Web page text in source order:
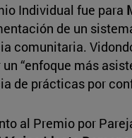
Individual fue para
de un
comunitaria.
un “enfoque más
de prácticas por
al Premio por